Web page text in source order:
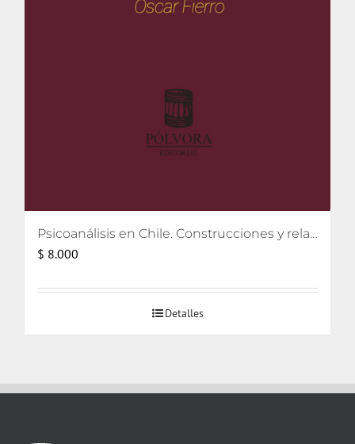
Psicoanálisis en Chile. Construcciones y relatos
$ 8.000
Detalles